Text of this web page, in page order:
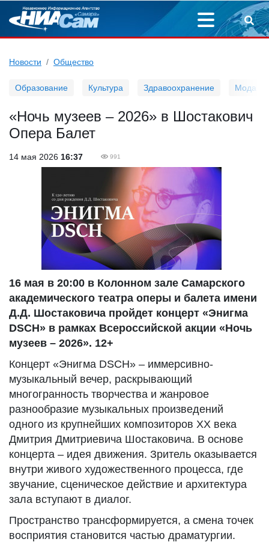
Новости Общество
Образование Культура Здравоохранение Мода
«Ночь музеев – 2026» в Шостакович
Опера Балет
14 мая 2026 16:37 991
16 мая в 20:00 в Колонном зале Самарского
академического театра оперы и балета имени
Д.Д. Шостаковича пройдет концерт «Энигма
DSCH» в рамках Всероссийской акции «Ночь
музеев – 2026». 12+
Концерт «Энигма DSCH» – иммерсивно-
музыкальный вечер, раскрывающий
многогранность творчества и жанровое
разнообразие музыкальных произведений
одного из крупнейших композиторов XX века
Дмитрия Дмитриевича Шостаковича. В основе
концерта – идея движения. Зритель оказывается
внутри живого художественного процесса, где
звучание, сценическое действие и архитектура
зала вступают в диалог.
Пространство трансформируется, а смена точек
восприятия становится частью драматургии.